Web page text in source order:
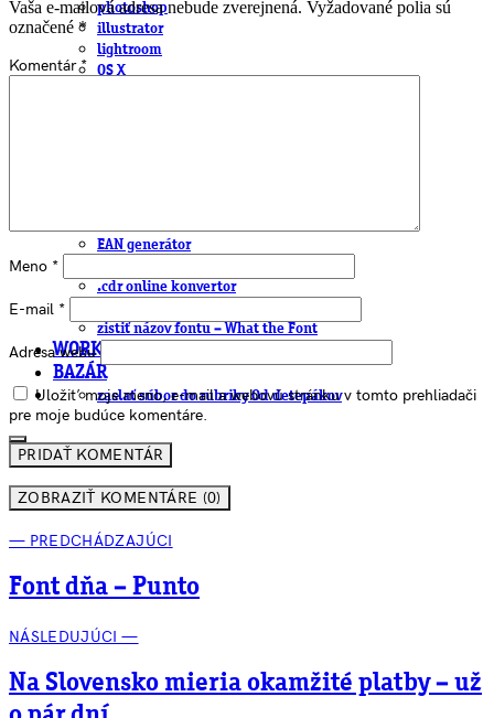
photoshop
illustrator
lightroom
OS X
EAN generátor
.cdr online konvertor
zistiť názov fontu – What the Font
WORKSHOPY
BAZÁR
zaslať súbor do rubriky Od detepákov
Vaša e-mailová adresa nebude zverejnená. Vyžadované polia sú
označené *
Komentár*
Meno *
E-mail *
Adresa webu
Uložiť moje meno, e-mail a webovú stránku v tomto prehliadači
pre moje budúce komentáre.
ZOBRAZIŤ KOMENTÁRE (0)
— PREDCHÁDZAJÚCI
Font dňa – Punto
NÁSLEDUJÚCI —
Na Slovensko mieria okamžité platby – už